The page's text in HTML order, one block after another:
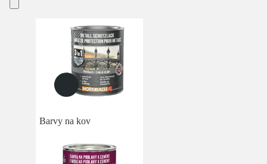
Barvy na kov